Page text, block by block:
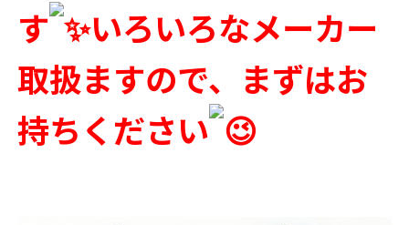
す
いろいろなメーカー
取扱ますので、まずはお
持ちください